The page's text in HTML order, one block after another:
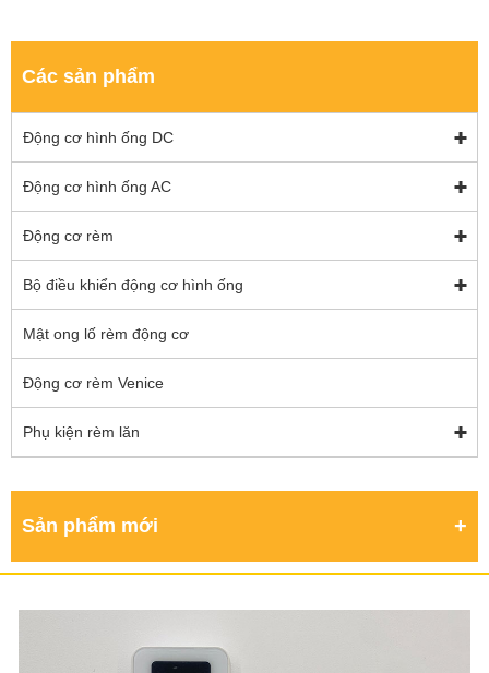
Các sản phẩm
Động cơ hình ống DC
Động cơ hình ống AC
Động cơ rèm
Bộ điều khiển động cơ hình ống
Mật ong lố rèm động cơ
Động cơ rèm Venice
Phụ kiện rèm lăn
Sản phẩm mới